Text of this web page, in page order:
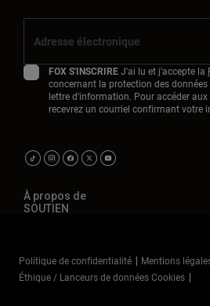
FOX S'INSCRIREJ'ai lu et j'accepte la
concernant la protection des
lettre d'information. Pour accéder
recevrez un courriel confirmant votre
À propos de
SOUTIEN
Politique de confidentialité
Mentions
Éthique / Lanceurs de données Cookies